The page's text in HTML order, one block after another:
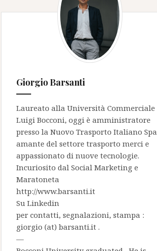
Giorgio Barsanti
Laureato alla Università Commerciale
Luigi Bocconi, oggi è amministratore
presso la Nuovo Trasporto Italiano Spa
amante del settore trasporto merci e
appassionato di nuove tecnologie.
Incuriosito dal Social Marketing e
Maratoneta
http://www.barsanti.it
Su Linkedin
per contatti, segnalazioni, stampa :
giorgio (at) barsanti.it .
—